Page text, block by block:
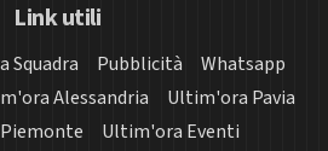
Link utili
Squadra Pubblicità
Whatsapp
Alessandria
Ultim'ora Pavia
Ultim'ora Eventi